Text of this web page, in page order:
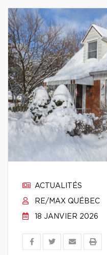
ACTUALITÉS
RE/MAX QUÉBEC
18 JANVIER 2026